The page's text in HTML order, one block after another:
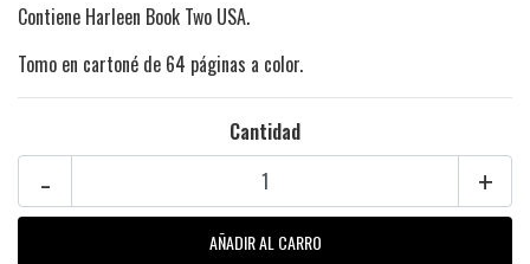
Contiene Harleen Book Two USA.
Tomo en cartoné de 64 páginas a color.
Cantidad
+
-